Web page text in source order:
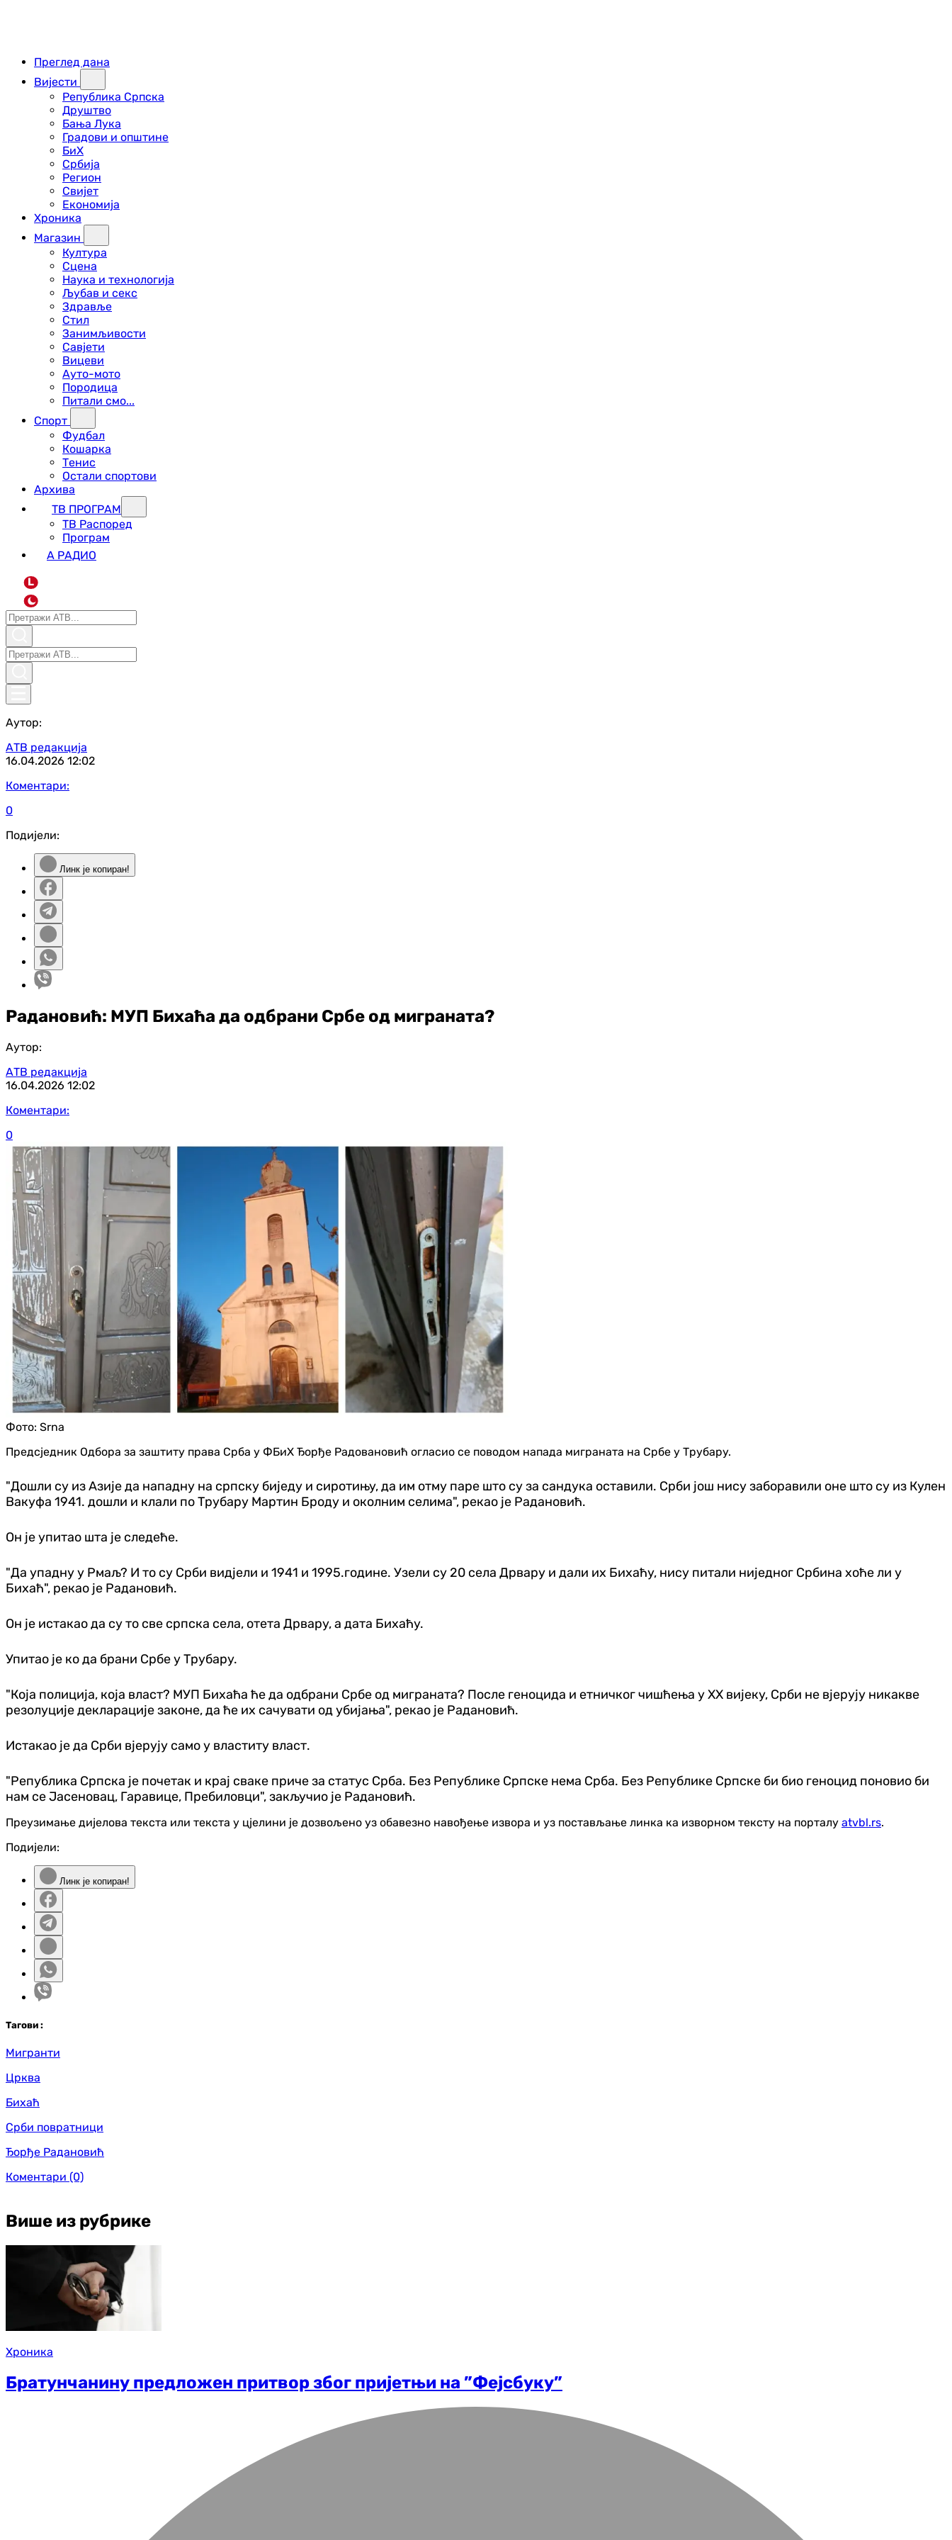
Преглед дана
Вијести
Република Српска
Друштво
Бања Лука
Градови и општине
БиХ
Србија
Регион
Свијет
Економија
Хроника
Магазин
Култура
Сцена
Наука и технологија
Љубав и секс
Здравље
Стил
Занимљивости
Савјети
Вицеви
Ауто-мото
Породица
Питали смо...
Спорт
Фудбал
Кошарка
Тенис
Остали спортови
Архива
ТВ ПРОГРАМ
ТВ Распоред
Програм
А РАДИО
L
Аутор:
АТВ редакција
16.04.2026 12:02
Коментари:
0
Подијели:
Линк је копиран!
Радановић: МУП Бихаћа да одбрани Србе од миграната?
Аутор:
АТВ редакција
16.04.2026 12:02
Коментари:
0
Фото: Srna
Предсједник Одбора за заштиту права Срба у ФБиХ Ђорђе Радовановић огласио се поводом напада миграната на Србе у Трубару.
"Дошли су из Азије да нападну на српску биједу и сиротињу, да им отму паре што су за сандука оставили. Срби још нису заборавили оне што су из Кулен
Вакуфа 1941. дошли и клали по Трубару Мартин Броду и околним селима", рекао је Радановић.
Он је упитао шта је следеће.
"Да упадну у Рмаљ? И то су Срби видјели и 1941 и 1995.године. Узели су 20 села Дрвару и дали их Бихаћу, нису питали ниједног Србина хоће ли у
Бихаћ", рекао је Радановић.
Он је истакао да су то све српска села, отета Дрвару, а дата Бихаћу.
Упитао је ко да брани Србе у Трубару.
"Која полиција, која власт? МУП Бихаћа ће да одбрани Србе од миграната? После геноцида и етничког чишћења у XX вијеку, Срби не вјерују никакве
резолуције декларације законе, да ће их сачувати од убијања", рекао је Радановић.
Истакао је да Срби вјерују само у властиту власт.
"Република Српска је почетак и крај сваке приче за статус Срба. Без Републике Српске нема Срба. Без Републике Српске би био геноцид поновио би
нам се Јасеновац, Гаравице, Пребиловци", закључио је Радановић.
Преузимање дијелова текста или текста у цјелини је дозвољено уз обавезно навођење извора и уз постављање линка ка изворном тексту на порталу atvbl.rs.
Подијели:
Линк је копиран!
Тагови :
Мигранти
Црква
Бихаћ
Срби повратници
Ђорђе Радановић
Коментари (0)
Више из рубрике
Хроника
Братунчанину предложен притвор због пријетњи на ”Фејсбуку”